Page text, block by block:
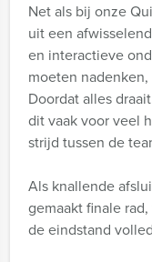
Net als bij onze
uit een
en interactieve
moeten
Doordat alles
dit vaak voor veel
strijd tussen de
Als knallende
gemaakt finale
de eindstand